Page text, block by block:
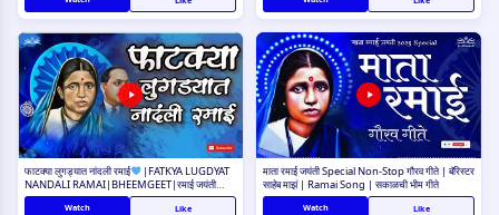
फाटक्या लुगड्यात नांदली रमाई
|FATKYA LUGDYAT
NANDALI RAMAI|BHEEMGEET|रमाई जयंती
स्पेशल
Watch Like
माता रमाई जयंती Special Non-Stop गौरव गीते | बॅरिस्टर
साहेब माझं | Ramai Song | सकाळची भीम गीते
Watch Like